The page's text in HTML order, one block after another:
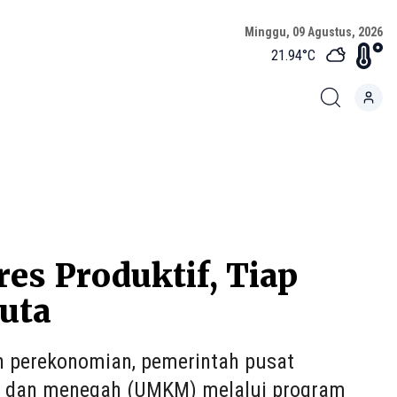
Minggu, 09 Agustus, 2026
21.94°C
Produktif, Tiap
pemerintah pusat
menegah (UMKM) melalui program